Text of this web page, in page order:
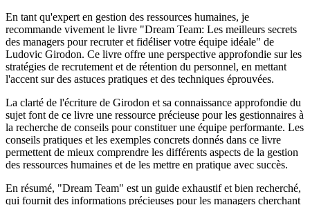
En tant qu'expert en gestion des ressources humaines, je
recommande vivement le livre "Dream Team: Les meilleurs secrets
des managers pour recruter et fidéliser votre équipe idéale" de
Ludovic Girodon. Ce livre offre une perspective approfondie sur les
stratégies de recrutement et de rétention du personnel, en mettant
l'accent sur des astuces pratiques et des techniques éprouvées.
La clarté de l'écriture de Girodon et sa connaissance approfondie du
sujet font de ce livre une ressource précieuse pour les gestionnaires à
la recherche de conseils pour constituer une équipe performante. Les
conseils pratiques et les exemples concrets donnés dans ce livre
permettent de mieux comprendre les différents aspects de la gestion
des ressources humaines et de les mettre en pratique avec succès.
En résumé, "Dream Team" est un guide exhaustif et bien recherché,
qui fournit des informations précieuses pour les managers cherchant